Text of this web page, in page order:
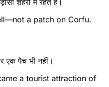
a patch on Corfu.
एक पैच भी नहीं।
a tourist attraction of